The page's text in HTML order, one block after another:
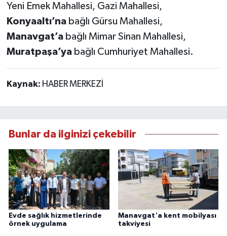
Yeni Emek Mahallesi, Gazi Mahallesi,
Konyaaltı’nabağlı Gürsu Mahallesi,
Manavgat’abağlı Mimar Sinan Mahallesi,
Muratpaşa’yabağlı Cumhuriyet Mahallesi.
Kaynak: HABER MERKEZİ
Bunlar da ilginizi çekebilir
Evde sağlık hizmetlerinde
örnek uygulama
Manavgat'a kent mobilyası
takviyesi